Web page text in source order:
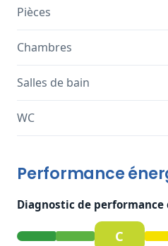
Pièces
Chambres
Salles de bain
WC
Performance
Diagnostic de performance
C